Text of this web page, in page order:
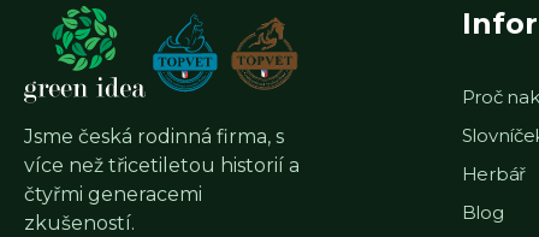
Jsme česká rodinná firma, s
více než třicetiletou historií a
čtyřmi generacemi
zkušeností.
Proč
Herbář
Blog